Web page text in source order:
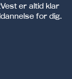
er altid klar
for dig.